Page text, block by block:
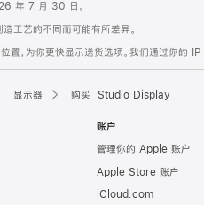
年 7 月 30 日。
工艺的不同而可能有所差异。
置，为你更快显示送货选项。我们通过你的
显示器 购买 Studio Display
账户
管理你的 Apple 账户
Apple Store 账户
iCloud.com